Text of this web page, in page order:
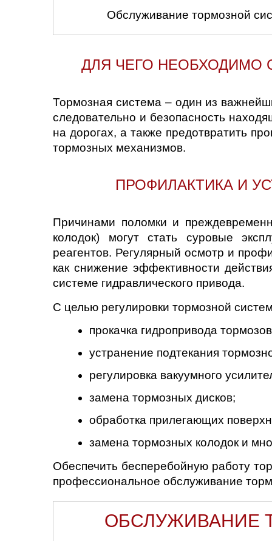
Нижний
Одинцово
Орёл
Петрозаводск
Самара
Санкт-Петербург
Солнцево
Сочи
Сургут
Тула
Тюмень
Чебоксары
Обслуживание тормозной
ДЛЯ ЧЕГО
Тормозная система – один из
следовательно и безопасность
на дорогах, а также предотвратить
тормозных механизмов.
ПРОФИЛАКТИКА И
Причинами поломки и
колодок) могут стать суровые
реагентов. Регулярный осмотр и
как снижение эффективности
системе гидравлического привода.
С целью регулировки тормозной
прокачка гидропривода
устранение подтекания
регулировка вакуумного
замена тормозных дисков;
обработка прилегающих
замена тормозных колодок и
Обеспечить бесперебойную работу
профессиональное обслуживание
ОБСЛУЖИВАНИЕ